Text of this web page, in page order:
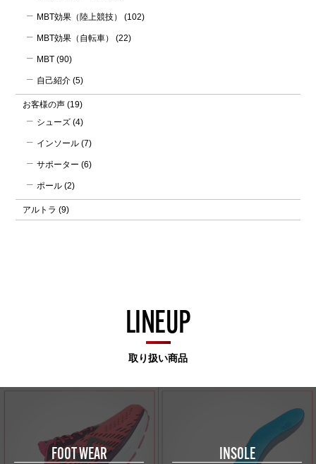
MBT効果（陸上競技） (102)
MBT効果（自転車） (22)
MBT (90)
自己紹介 (5)
お客様の声 (19)
シューズ (4)
インソール (7)
サポーター (6)
ポール (2)
アルトラ (9)
LINEUP
取り扱い商品
FOOT WEAR INSOLE